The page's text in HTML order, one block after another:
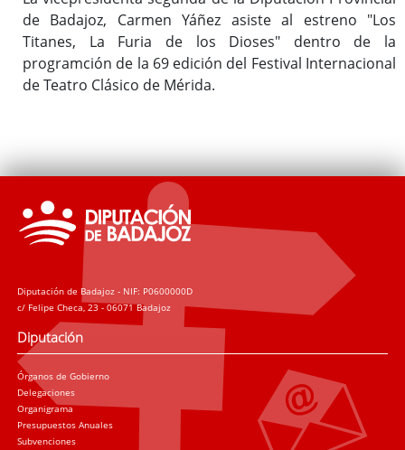
de Badajoz, Carmen Yáñez asiste al estreno "Los
Titanes, La Furia de los Dioses" dentro de la
programción de la 69 edición del Festival Internacional
de Teatro Clásico de Mérida.
Diputación de Badajoz - NIF: P0600000D
c/ Felipe Checa, 23 - 06071 Badajoz
Diputación
Órganos de Gobierno
Delegaciones
Organigrama
Presupuestos Anuales
Subvenciones